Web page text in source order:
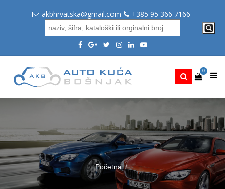
akbhrvatska@gmail.com +385 95 366 7166
0
Početna